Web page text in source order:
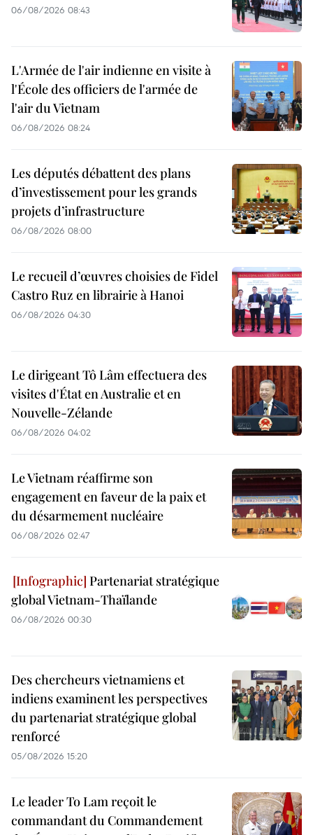
06/08/2026 08:43
L'Armée de l'air indienne en visite à
l'École des officiers de l'armée de
l'air du Vietnam
06/08/2026 08:24
Les députés débattent des plans
d’investissement pour les grands
projets d’infrastructure
06/08/2026 08:00
Le recueil d’œuvres choisies de Fidel
Castro Ruz en librairie à Hanoi
06/08/2026 04:30
Le dirigeant Tô Lâm effectuera des
visites d'État en Australie et en
Nouvelle-Zélande
06/08/2026 04:02
Le Vietnam réaffirme son
engagement en faveur de la paix et
du désarmement nucléaire
06/08/2026 02:47
Partenariat stratégique
global Vietnam-Thaïlande
06/08/2026 00:30
Des chercheurs vietnamiens et
indiens examinent les perspectives
du partenariat stratégique global
renforcé
05/08/2026 15:20
Le leader To Lam reçoit le
commandant du Commandement